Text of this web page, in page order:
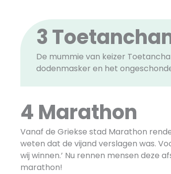
3
De mummie van keizer
dodenmasker en het
4 Marathon
Vanaf de Griekse stad Marathon
weten dat de vijand verslagen was.
wij winnen.’ Nu rennen mensen deze
marathon!